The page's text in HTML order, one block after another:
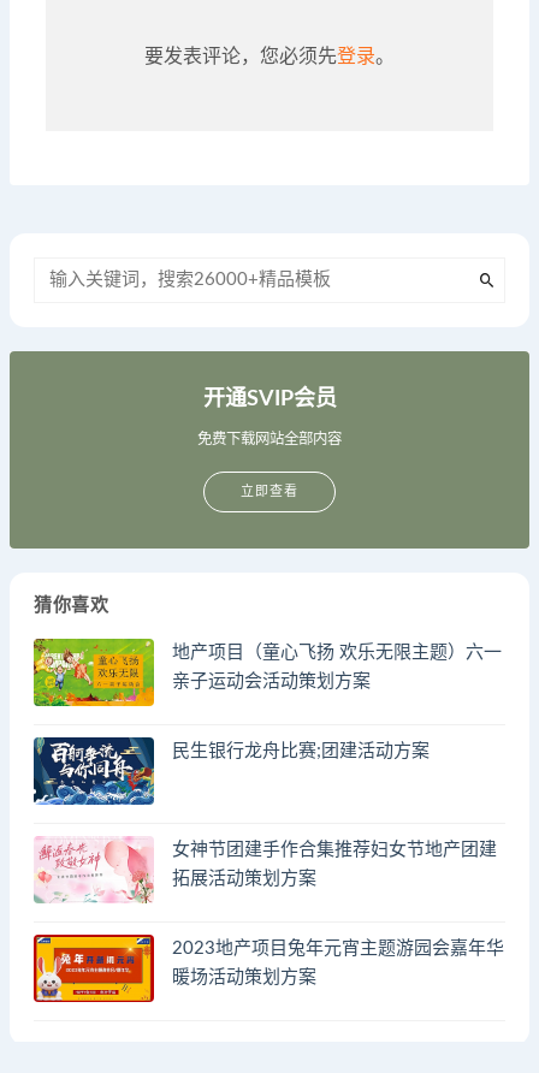
要发表评论，您必须先登录。
开通SVIP会员
免费下载网站全部内容
立即查看
猜你喜欢
地产项目（童心飞扬 欢乐无限主题）六一
亲子运动会活动策划方案
民生银行龙舟比赛;团建活动方案
女神节团建手作合集推荐妇女节地产团建
拓展活动策划方案
2023地产项目兔年元宵主题游园会嘉年华
暖场活动策划方案